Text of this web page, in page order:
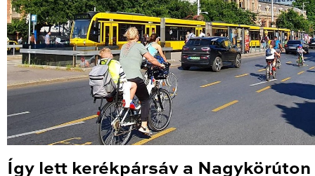
Így lett kerékpársáv a Nagykörúton